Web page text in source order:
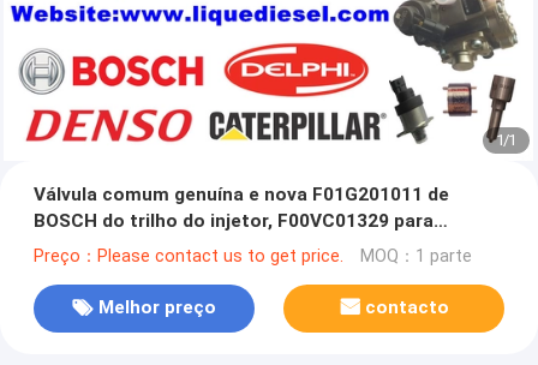
1/1
Válvula comum genuína e nova F01G201011 de
BOSCH do trilho do injetor, F00VC01329 para
0445110168, 0445110284, 0445110315
Preço：Please contact us to get price. MOQ：1 parte
Melhor preço contacto